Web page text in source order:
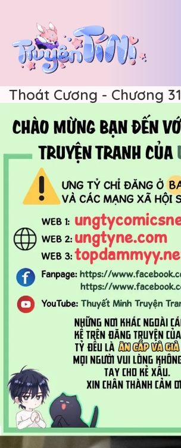
Thoát Cương - Chương 31